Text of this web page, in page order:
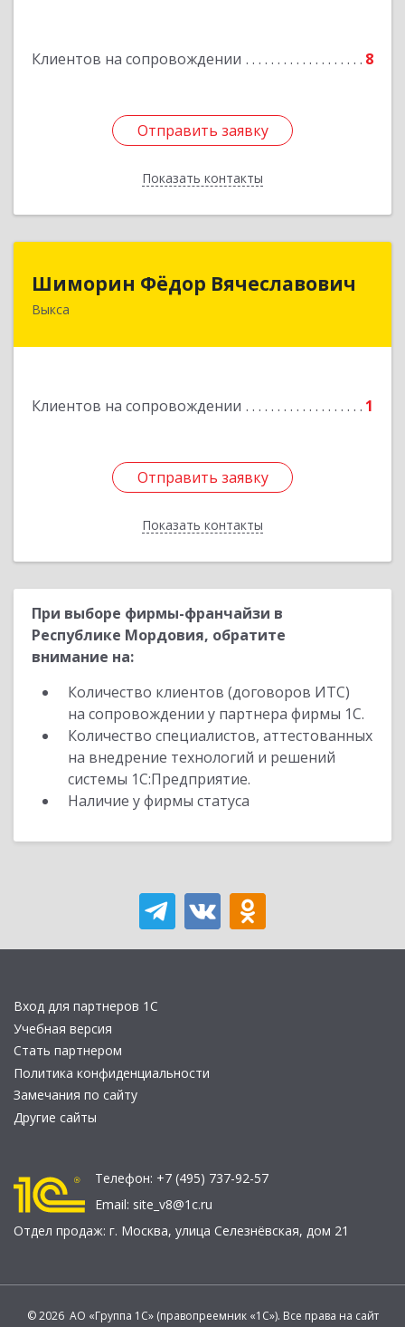
Клиентов на сопровождении 8
Отправить заявку
Показать контакты
Подробнее
Отправить заявку
Назад
Шиморин Фёдор Вячеславович
Выкса
Клиентов на сопровождении 1
Отправить заявку
Показать контакты
Шиморин Фёдор Вячеславович
Отправить заявку
Назад
При выборе фирмы-франчайзи в
Республике Мордовия, обратите
внимание на:
Количество клиентов (договоров ИТС)
на сопровождении у партнера фирмы 1С.
Количество специалистов, аттестованных
на внедрение технологий и решений
системы 1С:Предприятие.
Наличие у фирмы статуса
Вход для партнеров 1С
Учебная версия
Стать партнером
Политика конфиденциальности
Замечания по сайту
Другие сайты
Телефон: +7 (495) 737-92-57
Email: site_v8@1c.ru
Отдел продаж: г. Москва, улица Селезнёвская, дом 21
© 2026 АО «Группа 1С» (правопреемник «1С»). Все права на сайт